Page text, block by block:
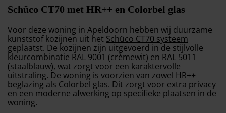
Schüco CT70 met HR++ en Colorbel glas
Voor deze woning in Apeldoorn hebben wij duurzame
kunststof kozijnen uit het Schüco CT70 systeem
geplaatst. De kozijnen zijn uitgevoerd in de stijlvolle
kleurcombinatie RAL 9001 (crèmewit) en RAL 5011
(staalblauw), wat zorgt voor een karaktervolle
uitstraling. De woning is voorzien van zowel HR++
beglazing als Colorbel glas. Dit zorgt voor extra privacy
en een moderne afwerking op specifieke plaatsen in de
woning.